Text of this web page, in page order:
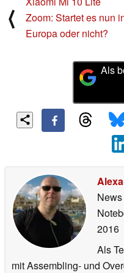
⟨
Zoom: Startet es nun
Europa oder nicht?
Als
News
2016
Als
mit Assembling- und